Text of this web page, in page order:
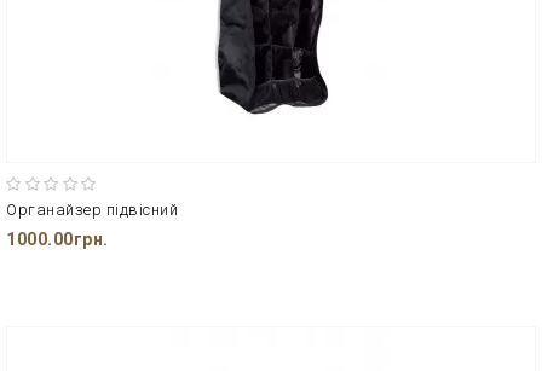
Органайзер підвісний
1000.00грн.